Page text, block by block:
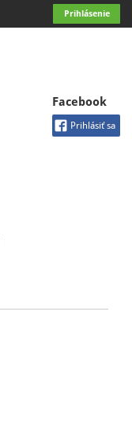
Prihlásenie
Facebook
Prihlásiť sa